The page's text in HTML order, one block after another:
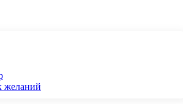
желаний